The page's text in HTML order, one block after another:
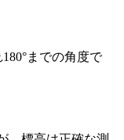
までの角度で